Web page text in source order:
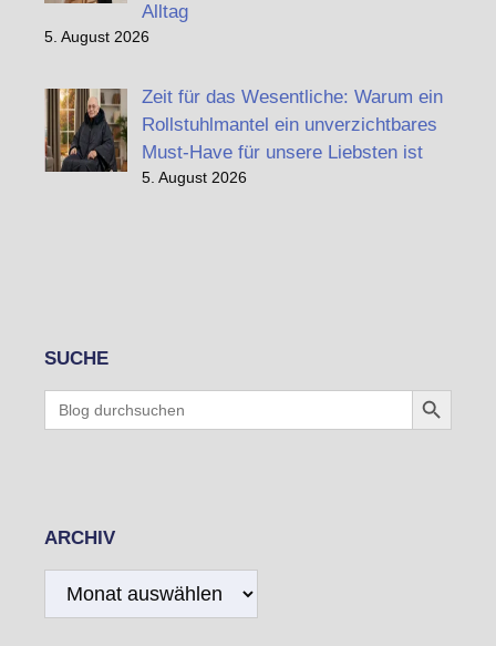
Alltag
5. August 2026
Zeit für das Wesentliche: Warum ein
Rollstuhlmantel ein unverzichtbares
Must-Have für unsere Liebsten ist
5. August 2026
SUCHE
Search
for:
Search Button
ARCHIV
Archiv